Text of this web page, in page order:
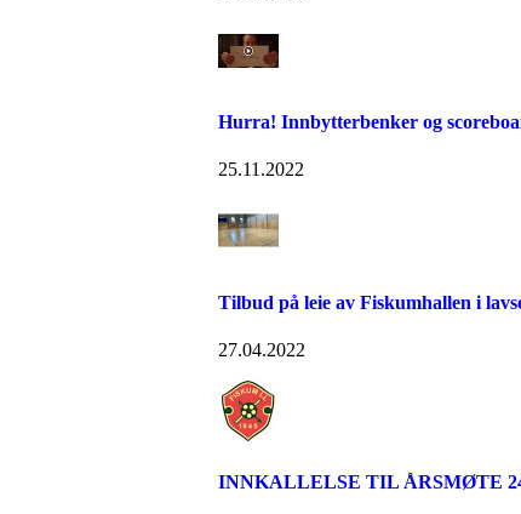
Hurra! Innbytterbenker og
25.11.2022
Tilbud på leie av Fiskumhallen i
27.04.2022
INNKALLELSE TIL ÅRSMØTE